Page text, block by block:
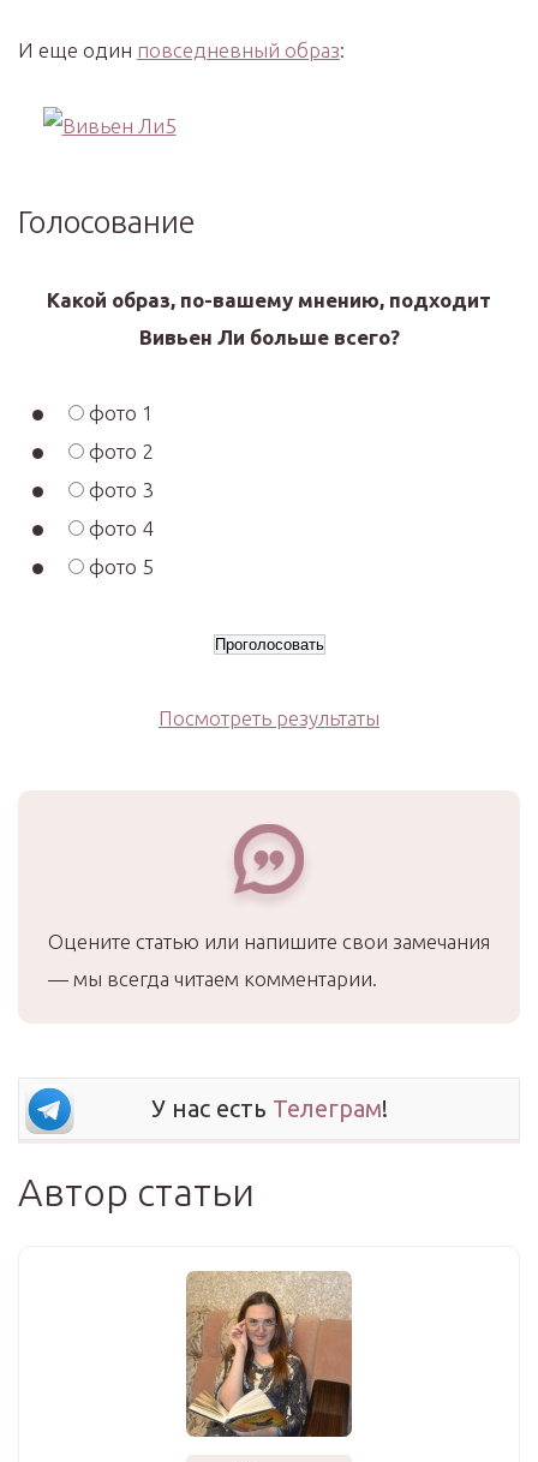
И еще один повседневный образ:
Голосование
Какой образ, по-вашему мнению, подходит
Вивьен Ли больше всего?
фото 1
фото 2
фото 3
фото 4
фото 5
Посмотреть результаты
Оцените статью или напишите свои замечания
— мы всегда читаем комментарии.
У нас есть Телеграм!
Автор статьи